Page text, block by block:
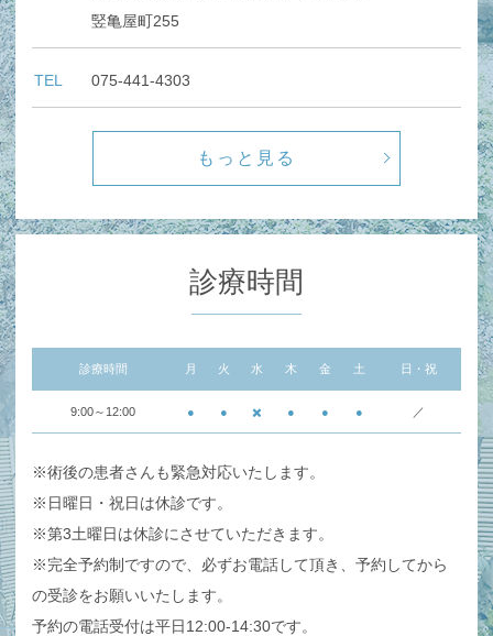
竪亀屋町255
TEL 075-441-4303
もっと見る
診療時間
診療時間 月 火 水 木 金 土 日・祝
9:00～12:00 ● ● ✖️ ● ● ● ／
※術後の患者さんも緊急対応いたします。
※日曜日・祝日は休診です。
※第3土曜日は休診にさせていただきます。
※完全予約制ですので、必ずお電話して頂き、予約してから
の受診をお願いいたします。
予約の電話受付は平日12:00-14:30です。